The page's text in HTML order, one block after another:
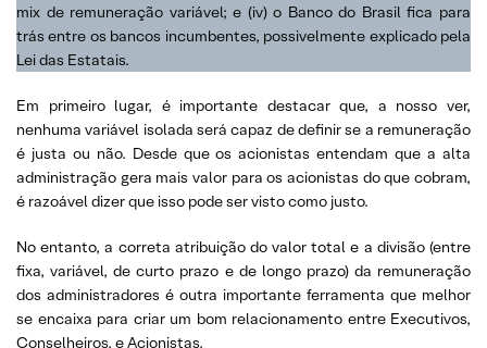
mix de remuneração variável; e (iv) o Banco do Brasil fica para
trás entre os bancos incumbentes, possivelmente explicado pela
Lei das Estatais.
Em primeiro lugar, é importante destacar que, a nosso ver,
nenhuma variável isolada será capaz de definir se a remuneração
é justa ou não. Desde que os acionistas entendam que a alta
administração gera mais valor para os acionistas do que cobram,
é razoável dizer que isso pode ser visto como justo.
No entanto, a correta atribuição do valor total e a divisão (entre
fixa, variável, de curto prazo e de longo prazo) da remuneração
dos administradores é outra importante ferramenta que melhor
se encaixa para criar um bom relacionamento entre Executivos,
Conselheiros, e Acionistas.